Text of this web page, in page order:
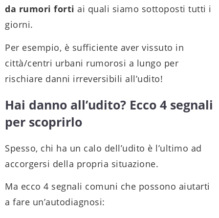
da rumori forti ai quali siamo sottoposti tutti i
giorni.
Per esempio, è sufficiente aver vissuto in
città/centri urbani rumorosi a lungo per
rischiare danni irreversibili all’udito!
Hai danno all’udito? Ecco 4 segnali
per scoprirlo
Spesso, chi ha un calo dell’udito è l’ultimo ad
accorgersi della propria situazione.
Ma ecco 4 segnali comuni che possono aiutarti
a fare un’autodiagnosi: